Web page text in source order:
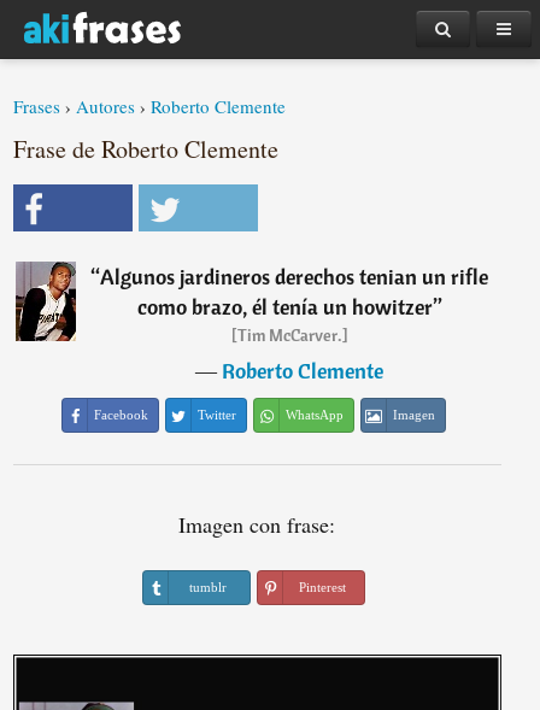
Frases ›Autores ›Roberto Clemente
Frase de Roberto Clemente
“Algunos jardineros derechos tenian un rifle
como brazo, él tenía un howitzer”
[Tim McCarver.]
―Roberto Clemente
Facebook Twitter WhatsApp Imagen
Imagen con frase:
tumblr Pinterest